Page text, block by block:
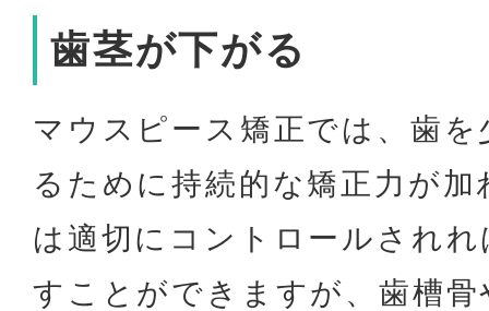
歯茎が下がる
マウスピース矯正では、歯
るために持続的な矯正力が
は適切にコントロールされ
すことができますが、歯槽